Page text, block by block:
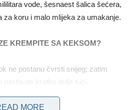
vode, šesnaest šalica šećera,
za koru i malo mlijeka za umakanje.
KREMPITE SA KEKSOM?
ne postanu čvrsti snijeg; zatim
kratko dulje tući.
vode s 8 žlica šećera.
MORE